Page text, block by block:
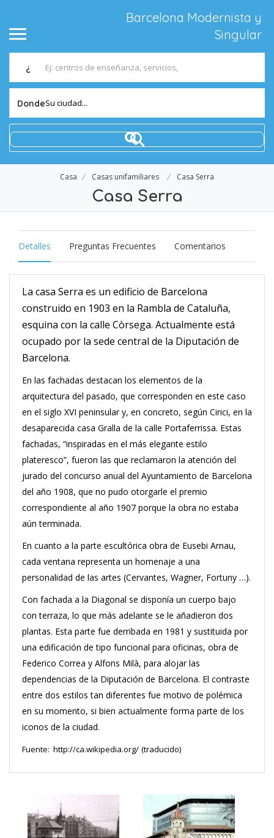
Barcelona Modernista y
Singular
¿
DondeSu ciudad...
Casa Casas unifamiliares Casa Serra
Casa Serra
Detalles Preguntas Frecuentes Comentarios
La casa Serra es un edificio de Barcelona
construido en 1903 en la Rambla de Cataluña,
esquina con la calle Còrsega. Actualmente está
ocupado por la sede central de la Diputación de
Barcelona.
En las fachadas destacan los elementos de la
arquitectura del pasado, que corresponden en este caso
en el siglo XVI peninsular y, en concreto, según Cirici, en la
desaparecida casa Gralla de la calle Portaferrissa. Estas
fachadas, “inspiradas en el más elegante estilo
plateresco”, fueron las que reclamaron la atención del
jurado del concurso anual del Ayuntamiento de Barcelona
del año 1908, que no pudo otorgarle el premio
correspondiente al año 1907 porque la obra no estaba
aún terminada.
En cuanto a la parte escultórica obra de Eusebi Arnau,
cada ventana representa un homenaje a una
personalidad de las artes (Cervantes, Wagner, Fortuny …).
Con fachada a la Diagonal se disponía un cuerpo bajo
con terraza, lo que más adelante se le añadieron dos
plantas. Esta parte fue derribada en 1981 y sustituida por
una edificación de tipo funcional para oficinas, obra de
Federico Correa y Alfons Milà, para alojar las
dependencias de la Diputación de Barcelona. El contraste
entre dos estilos tan diferentes fue motivo de polémica
en su momento, si bien actualmente forma parte de los
iconos de la ciudad.
Fuente: http://ca.wikipedia.org/ (traducido)